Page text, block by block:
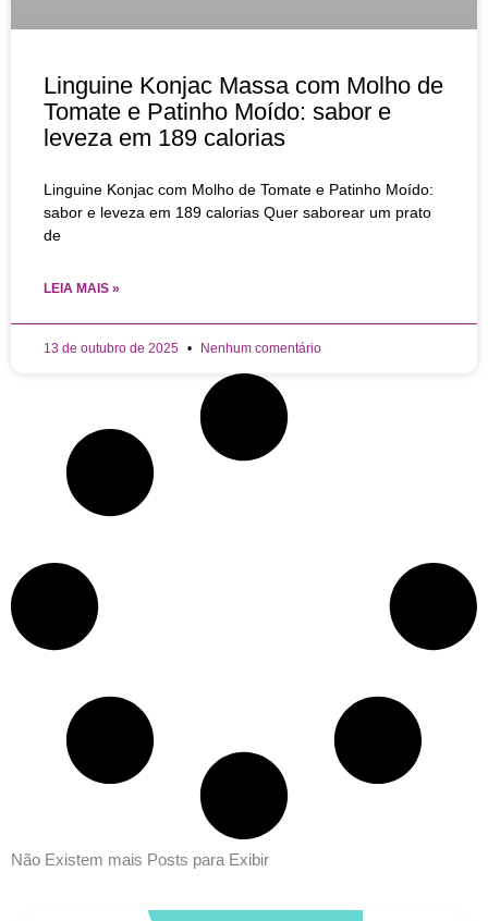
Linguine Konjac Massa com Molho de
Tomate e Patinho Moído: sabor e
leveza em 189 calorias
Linguine Konjac com Molho de Tomate e Patinho Moído:
sabor e leveza em 189 calorias Quer saborear um prato
de
LEIA MAIS »
13 de outubro de 2025 Nenhum comentário
Não Existem mais Posts para Exibir